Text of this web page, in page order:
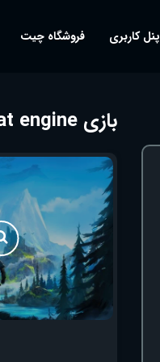
پنل کاربری فروشگاه چیت
بازی valheim cheat engine